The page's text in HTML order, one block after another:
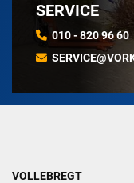
SERVICE
010 - 820 96 60
VOLLEBREGT